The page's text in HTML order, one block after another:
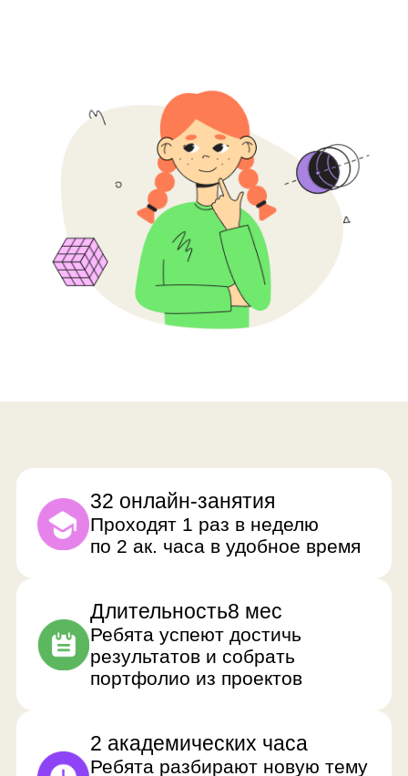
Длительность 8 мес
Ребята успеют достичь
результатов и собрать
портфолио из проектов
2 академических часа
Ребята разбирают новую тему
и отрабатывают ее
на практике
Преимущества
прохождения курса